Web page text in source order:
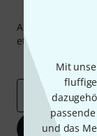
Mit
und das
Abonniere den
etwas Glück
E-Mail-